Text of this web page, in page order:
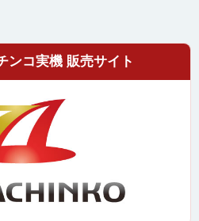
ンコ実機 販売サイト